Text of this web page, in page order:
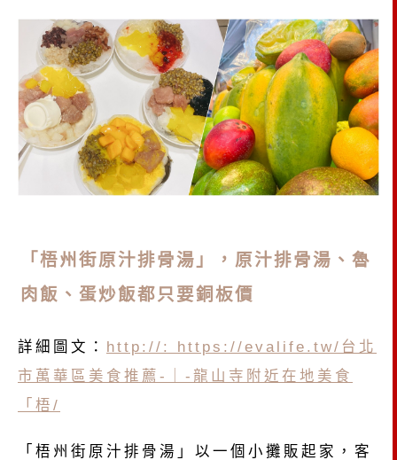
「梧州街原汁排骨湯」，原汁排骨湯、魯
肉飯、蛋炒飯都只要銅板價
詳細圖文： http://: https://evalife.tw/台北
市萬華區美食推薦-｜-龍山寺附近在地美食
「梧/
「梧州街原汁排骨湯」以一個小攤販起家，客